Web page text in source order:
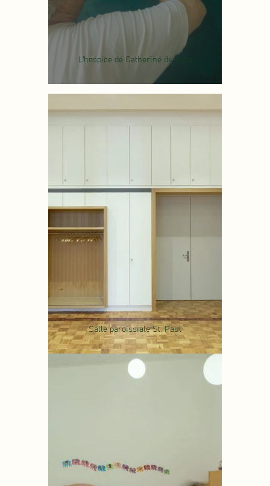
L'hospice de Catherine de Bora
Salle paroissiale St. Paul